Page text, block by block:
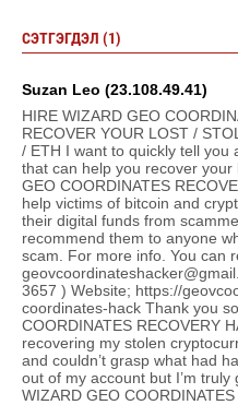
СЭТГЭГДЭЛ (1)
Suzan Leo (23.108.49.41)
HIRE WIZARD GEO
RECOVER YOUR LOST /
/ ETH I want to quickly tell you
that can help you recover
GEO COORDINATES
help victims of bitcoin and
their digital funds from
recommend them to anyone
scam. For more info. You can
3657 ) Website; https://
coordinates-hack Thank you
COORDINATES RECOVERY
recovering my stolen
and couldn’t grasp what had
out of my account but I’m
WIZARD GEO COORDINATES